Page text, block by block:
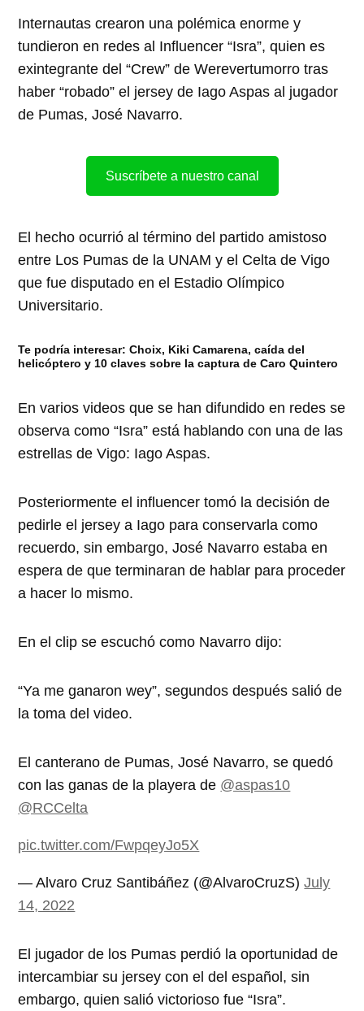
Internautas crearon una polémica enorme y
tundieron en redes al Influencer “Isra”, quien es
exintegrante del “Crew” de Werevertumorro tras
haber “robado” el jersey de Iago Aspas al jugador
de Pumas, José Navarro.
Suscríbete a nuestro canal
El hecho ocurrió al término del partido amistoso
entre Los Pumas de la UNAM y el Celta de Vigo
que fue disputado en el Estadio Olímpico
Universitario.
Te podría interesar:Choix, Kiki Camarena, caída del
helicóptero y 10 claves sobre la captura de Caro Quintero
En varios videos que se han difundido en redes se
observa como “Isra” está hablando con una de las
estrellas de Vigo: Iago Aspas.
Posteriormente el influencer tomó la decisión de
pedirle el jersey a Iago para conservarla como
recuerdo, sin embargo, José Navarro estaba en
espera de que terminaran de hablar para proceder
a hacer lo mismo.
En el clip se escuchó como Navarro dijo:
“Ya me ganaron wey”, segundos después salió de
la toma del video.
El canterano de Pumas, José Navarro, se quedó
con las ganas de la playera de @aspas10
@RCCelta
pic.twitter.com/FwpqeyJo5X
— Alvaro Cruz Santibáñez (@AlvaroCruzS)July
14, 2022
El jugador de los Pumas perdió la oportunidad de
intercambiar su jersey con el del español, sin
embargo, quien salió victorioso fue “Isra”.